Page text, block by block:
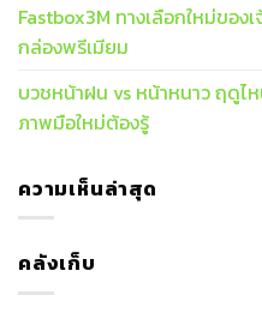
Fastbox3M ทางเลือกใหม่ขอ
กล่องพรีเมียม
บวชหน้าฝน vs หน้าหนาว ฤดูไ
ภาพมือใหม่ต้องรู้
ความเห็นล่าสุด
คลังเก็บ